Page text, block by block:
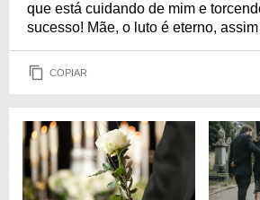
que está cuidando de mim e
sucesso! Mãe, o luto é eterno,
COPIAR